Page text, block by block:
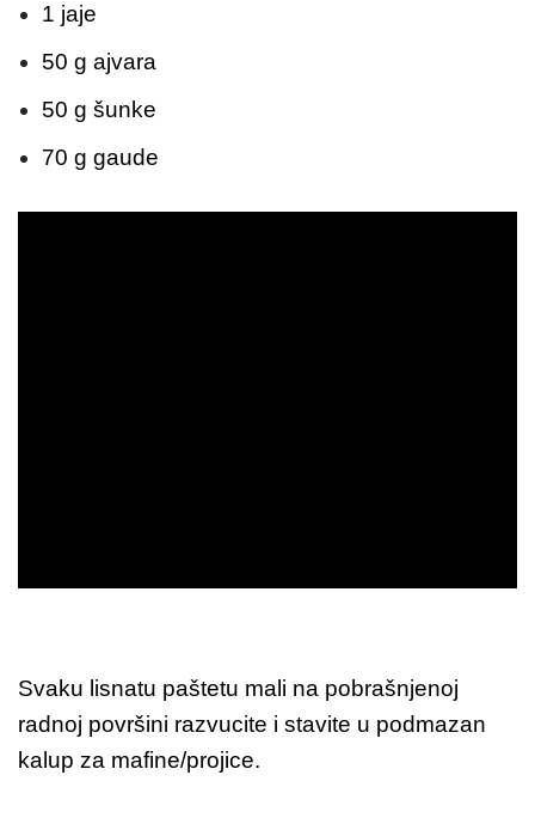
1 jaje
50 g ajvara
50 g šunke
70 g gaude
Svaku lisnatu paštetu mali na pobrašnjenoj
radnoj površini razvucite i stavite u podmazan
kalup za mafine/projice.